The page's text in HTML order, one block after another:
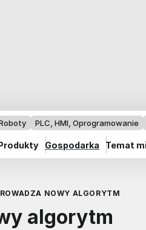
PLC, HMI, Oprogramowanie
Gospodarka Temat
NOWY ALGORYTM
algorytm